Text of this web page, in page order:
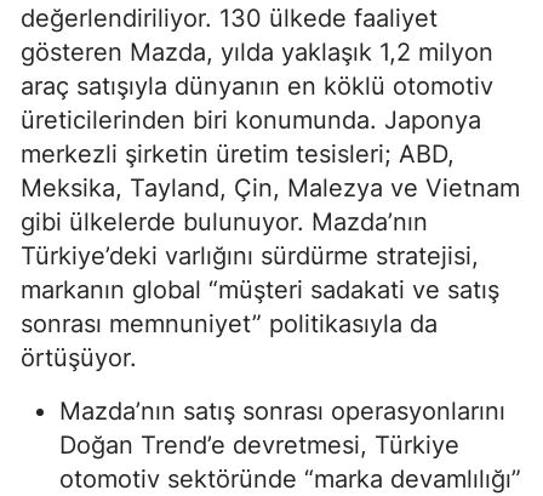
değerlendiriliyor. 130 ülkede faaliyet
gösteren Mazda, yılda yaklaşık 1,2 milyon
araç satışıyla dünyanın en köklü otomotiv
üreticilerinden biri konumunda. Japonya
merkezli şirketin üretim tesisleri; ABD,
Meksika, Tayland, Çin, Malezya ve Vietnam
gibi ülkelerde bulunuyor. Mazda’nın
Türkiye’deki varlığını sürdürme stratejisi,
markanın global “müşteri sadakati ve satış
sonrası memnuniyet” politikasıyla da
örtüşüyor.
Mazda’nın satış sonrası operasyonlarını
Doğan Trend’e devretmesi, Türkiye
otomotiv sektöründe “marka devamlılığı”